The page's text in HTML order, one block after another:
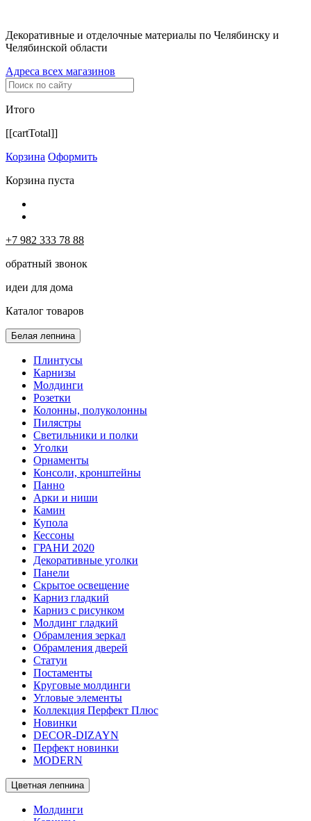
Декоративные и отделочные материалы по Челябинску и
Челябинской области
Адреса всех магазинов
Итого
[[cartTotal]]
Корзина Оформить
Корзина пуста
+7 982 333 78 88
обратный звонок
идеи для дома
Каталог товаров
Белая лепнина
Плинтусы
Карнизы
Молдинги
Розетки
Колонны, полуколонны
Пилястры
Светильники и полки
Уголки
Орнаменты
Консоли, кронштейны
Панно
Арки и ниши
Камин
Купола
Кессоны
ГРАНИ 2020
Декоративные уголки
Панели
Скрытое освещение
Карниз гладкий
Карниз с рисунком
Молдинг гладкий
Обрамления зеркал
Обрамления дверей
Статуи
Постаменты
Круговые молдинги
Угловые элементы
Коллекция Перфект Плюс
Новинки
DECOR-DIZAYN
Перфект новинки
MODERN
Цветная лепнина
Молдинги